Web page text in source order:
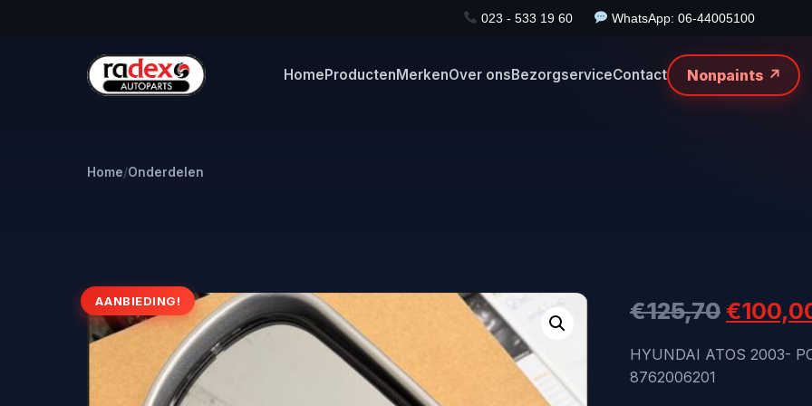
023 - 533 19 60 WhatsApp: 06-44005100
HomeProductenMerkenOver onsBezorgserviceContact Nonpaints ↗
Home/Onderdelen
AANBIEDING! €125,70
prijs
€
HYUNDAI ATOS 2003-
8762006201